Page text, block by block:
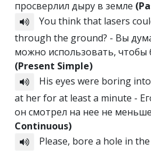
просверлил дыру в земле
You think that lasers
through the ground? - Вы
можно использовать, чтобы
(Present Simple)
His eyes were boring
at her for at least a minute -
он смотрел на нее не
Continuous)
Please, bore a hole in